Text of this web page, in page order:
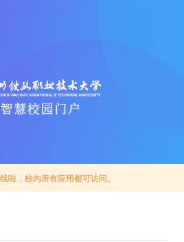
啦，校内所有应用都可访问。